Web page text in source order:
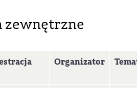
zewnętrzne
Organizator